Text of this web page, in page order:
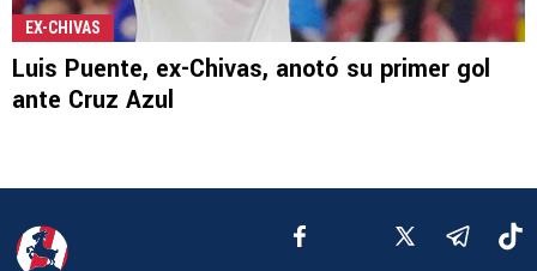
EX-CHIVAS
Luis Puente, ex-Chivas, anotó su primer gol
ante Cruz Azul